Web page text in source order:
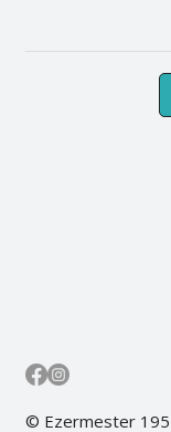
© Ezermester